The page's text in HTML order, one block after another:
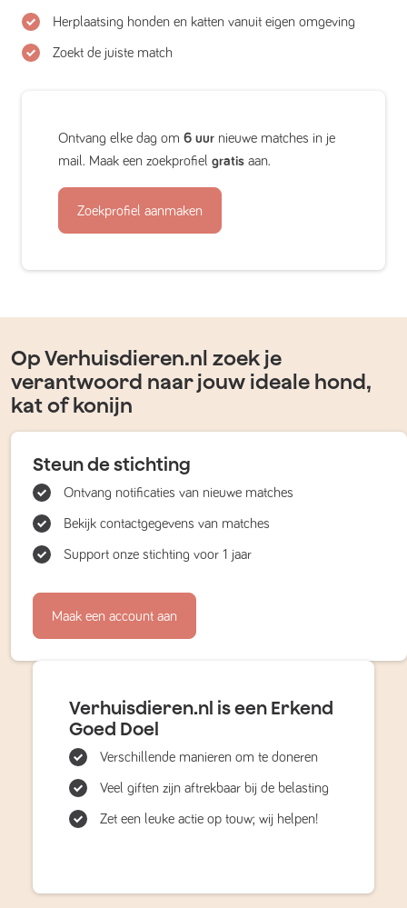
Herplaatsing honden en katten vanuit eigen omgeving
Zoekt de juiste match
Ontvang elke dag om 6 uur nieuwe matches in je
mail. Maak een zoekprofiel gratis aan.
Zoekprofiel aanmaken
Op Verhuisdieren.nl zoek je
verantwoord naar jouw ideale hond,
kat of konijn
Steun de stichting
Ontvang notificaties van nieuwe matches
Bekijk contactgegevens van matches
Support onze stichting voor 1 jaar
Maak een account aan
Verhuisdieren.nl is een Erkend
Goed Doel
Verschillende manieren om te doneren
Veel giften zijn aftrekbaar bij de belasting
Zet een leuke actie op touw; wij helpen!